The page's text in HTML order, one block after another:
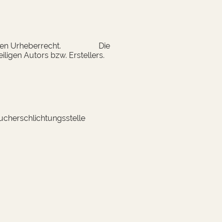
Urheberrecht. Die
Autors bzw. Erstellers.